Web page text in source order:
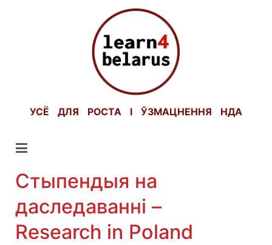
УСЁ ДЛЯ РОСТА І ЎЗМАЦНЕННЯ НДА
Стыпендыя на
даследаванні –
Research in Poland